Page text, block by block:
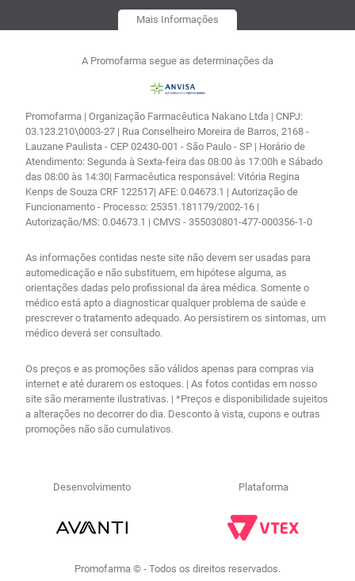
Mais Informações
A Promofarma segue as determinações da
Promofarma | Organização Farmacêutica Nakano Ltda | CNPJ:
03.123.210\0003-27 | Rua Conselheiro Moreira de Barros, 2168 -
Lauzane Paulista - CEP 02430-001 - São Paulo - SP | Horário de
Atendimento: Segunda à Sexta-feira das 08:00 às 17:00h e Sábado
das 08:00 às 14:30| Farmacêutica responsável: Vitória Regina
Kenps de Souza CRF 122517| AFE: 0.04673.1 | Autorização de
Funcionamento - Processo: 25351.181179/2002-16 |
Autorização/MS: 0.04673.1 | CMVS - 355030801-477-000356-1-0
As informações contidas neste site não devem ser usadas para
automedicação e não substituem, em hipótese alguma, as
orientações dadas pelo profissional da área médica. Somente o
médico está apto a diagnosticar qualquer problema de saúde e
prescrever o tratamento adequado. Ao persistirem os sintomas, um
médico deverá ser consultado.
Os preços e as promoções são válidos apenas para compras via
internet e até durarem os estoques. | As fotos contidas em nosso
site são meramente ilustrativas. | *Preços e disponibilidade sujeitos
a alterações no decorrer do dia. Desconto à vista, cupons e outras
promoções não são cumulativos.
Desenvolvimento Plataforma
Promofarma © - Todos os direitos reservados.